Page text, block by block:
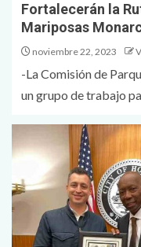
Fortalecerán la
Mariposas
noviembre 22, 2023
-La Comisión de
un grupo de trabajo